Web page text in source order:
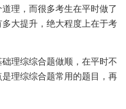
理，而很多考生在平时做了
大提升，绝大程度上在于考
理综综合题做顺，在平时不
理综综合题常用的题目，再